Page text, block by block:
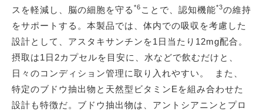
スを軽減し、脳の細胞を守る *6 ことで、認知機能*3の維持
をサポートする。本製品では、体内での吸収を考慮した
設計として、アスタキサンチンを1日当たり12mg配合。
摂取は1日2カプセルを目安に、水などで飲むだけと、
日々のコンディション管理に取り入れやすい。 また、
特定のブドウ抽出物と天然型ビタミンEを組み合わせた
設計も特徴だ。ブドウ抽出物は、アントシアニンとプロ